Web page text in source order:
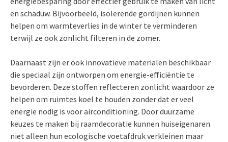
en schaduw. Bijvoorbeeld, isolerende gordijnen kunnen
helpen om warmteverlies in de winter te verminderen
terwijl ze ook zonlicht filteren in de zomer.
Daarnaast zijn er ook innovatieve materialen beschikbaar
die speciaal zijn ontworpen om energie-efficiëntie te
bevorderen. Deze stoffen reflecteren zonlicht waardoor ze
helpen om ruimtes koel te houden zonder dat er veel
energie nodig is voor airconditioning. Door duurzame
keuzes te maken bij raamdecoratie kunnen huiseigenaren
niet alleen hun ecologische voetafdruk verkleinen maar